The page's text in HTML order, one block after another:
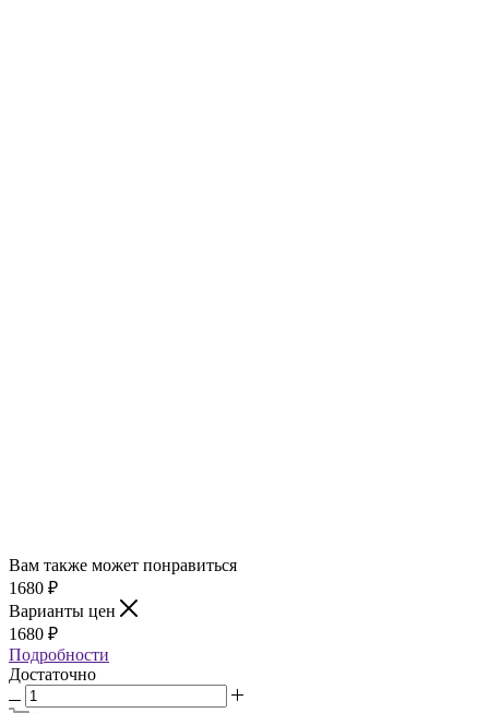
Вам также может понравиться
1680 ₽
Варианты цен
1680 ₽
Подробности
Достаточно